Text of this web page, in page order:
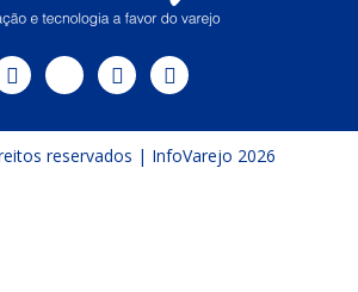
reservados | InfoVarejo 2026